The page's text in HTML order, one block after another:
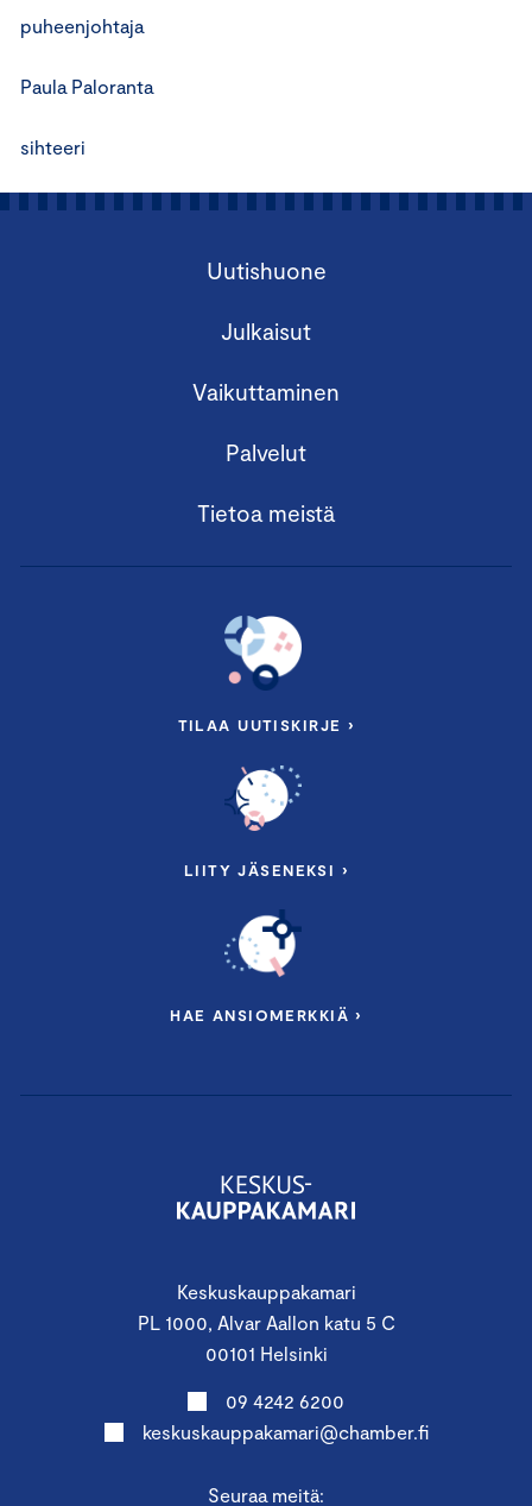
puheenjohtaja
Paula Paloranta
sihteeri
Keskuskauppakamari
PL 1000, Alvar Aallon katu 5 C
00101 Helsinki
09 4242 6200
keskuskauppakamari@chamber.fi
Seuraa meitä:
Uutishuone
Julkaisut
Vaikuttaminen
Palvelut
Tietoa meistä
TILAA UUTISKIRJE ›
LIITY JÄSENEKSI ›
HAE ANSIOMERKKIÄ ›